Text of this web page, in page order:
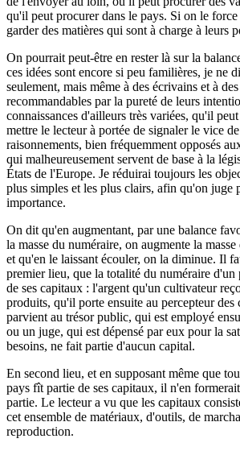
qu'il peut procurer dans le pays. Si on le force
garder des matières qui sont à charge à leurs
On pourrait peut-être en rester là sur la
ces idées sont encore si peu familières, je ne
seulement, mais même à des écrivains et à
recommandables par la pureté de leurs
connaissances d'ailleurs très variées, qu'il
mettre le lecteur à portée de signaler le vice
raisonnements, bien fréquemment opposés
qui malheureusement servent de base à la
États de l'Europe. Je réduirai toujours les
plus simples et les plus clairs, afin qu'on juge
importance.
On dit qu'en augmentant, par une balance
la masse du numéraire, on augmente la
et qu'en le laissant écouler, on la diminue. Il
premier lieu, que la totalité du numéraire d'un
de ses capitaux : l'argent qu'un cultivateur
produits, qu'il porte ensuite au percepteur
parvient au trésor public, qui est employé
ou un juge, qui est dépensé par eux pour la
besoins, ne fait partie d'aucun capital.
En second lieu, et en supposant même que
pays fît partie de ses capitaux, il n'en
partie. Le lecteur a vu que les capitaux
cet ensemble de matériaux, d'outils, de
reproduction.